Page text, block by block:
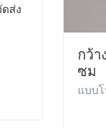
ส่ง
กว้า
ซม
แบบ